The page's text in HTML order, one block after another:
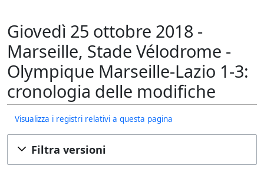
Giovedì 25 ottobre 2018 -
Marseille, Stade Vélodrome -
Olympique Marseille-Lazio 1-3:
cronologia delle modifiche
Visualizza i registri relativi a questa pagina
Filtra versioni